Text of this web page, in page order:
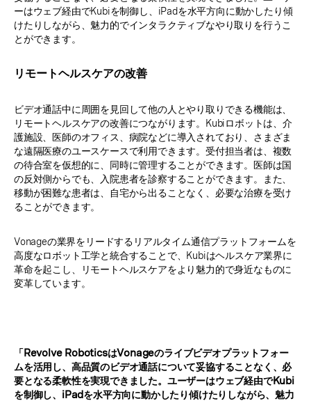
ーはウェブ経由でKubiを制御し、iPadを水平方向に動かしたり傾
けたりしながら、魅力的でインタラクティブなやり取りを行うこ
とができます。
リモートヘルスケアの改善
ビデオ通話中に周囲を見回して他の人とやり取りできる機能は、
リモートヘルスケアの改善につながります。Kubiロボットは、介
護施設、医師のオフィス、病院などに導入されており、さまざま
な遠隔医療のユースケースで利用できます。受付担当者は、複数
の待合室を仮想的に、同時に管理することができます。医師は国
の反対側からでも、入院患者を診察することができます。また、
移動が困難な患者は、自宅から出ることなく、必要な治療を受け
ることができます。
Vonageの業界をリードするリアルタイム通信プラットフォームを
高度なロボット工学と統合することで、Kubiはヘルスケア業界に
革命を起こし、リモートヘルスケアをより魅力的で身近なものに
変革しています。
「Revolve RoboticsはVonageのライブビデオプラットフォー
ムを活用し、高品質のビデオ通話について妥協することなく、必
要となる柔軟性を実現できました。ユーザーはウェブ経由でKubi
を制御し、iPadを水平方向に動かしたり傾けたりしながら、魅力